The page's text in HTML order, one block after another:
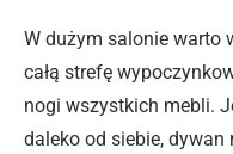
W dużym salonie warto
całą strefę
nogi wszystkich mebli.
daleko od siebie, dywan